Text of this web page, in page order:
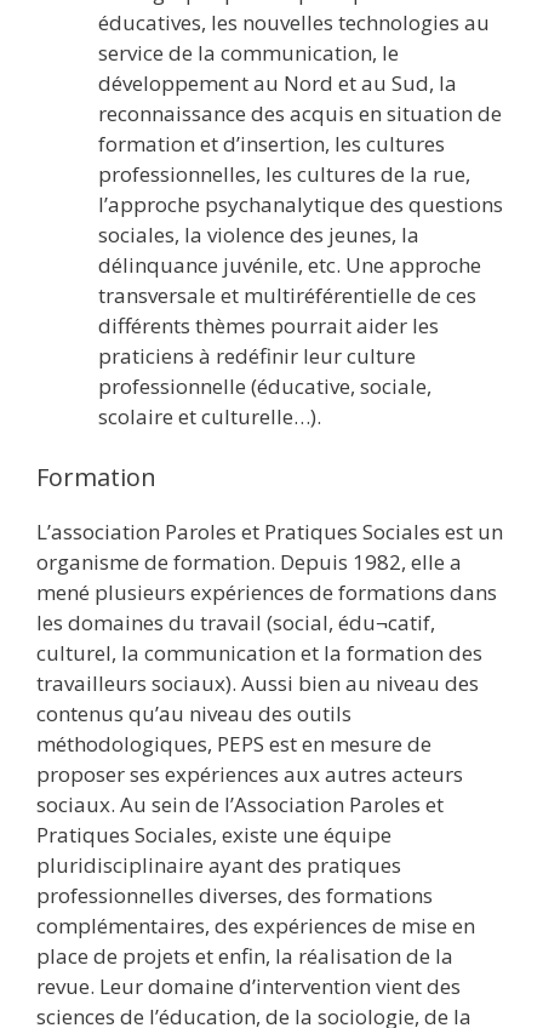
éducatives, les nouvelles technologies au
service de la communication, le
développement au Nord et au Sud, la
reconnaissance des acquis en situation de
formation et d’insertion, les cultures
professionnelles, les cultures de la rue,
l’approche psychanalytique des questions
sociales, la violence des jeunes, la
délinquance juvénile, etc. Une approche
transversale et multiréférentielle de ces
différents thèmes pourrait aider les
praticiens à redéfinir leur culture
professionnelle (éducative, sociale,
scolaire et culturelle…).
Formation
L’association Paroles et Pratiques Sociales est un
organisme de formation. Depuis 1982, elle a
mené plusieurs expériences de formations dans
les domaines du travail (social, édu¬catif,
culturel, la communication et la formation des
travailleurs sociaux). Aussi bien au niveau des
contenus qu’au niveau des outils
méthodologiques, PEPS est en mesure de
proposer ses expériences aux autres acteurs
sociaux. Au sein de l’Association Paroles et
Pratiques Sociales, existe une équipe
pluridisciplinaire ayant des pratiques
professionnelles diverses, des formations
complémentaires, des expériences de mise en
place de projets et enfin, la réalisation de la
revue. Leur domaine d’intervention vient des
sciences de l’éducation, de la sociologie, de la